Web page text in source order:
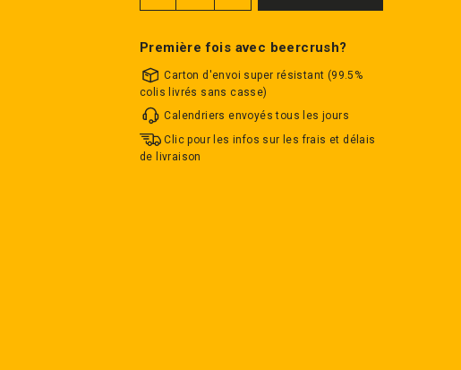
Première fois avec beercrush?
Carton d'envoi super résistant (99.5%
colis livrés sans casse)
Calendriers envoyés tous les jours
Clic pour les infos sur les frais et délais
de livraison